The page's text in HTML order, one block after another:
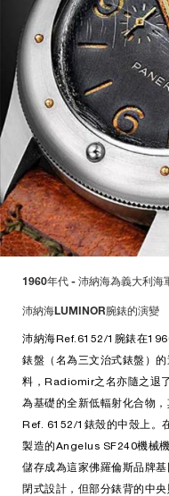
1960年代 - 沛納海為義大利海
沛納海LUMINOR腕錶的演變
沛納海Ref.6152/1腕錶在
錶盤（名為三文治式錶盤）
料，Radiomir之名亦隨之退
為基礎的全新低輻射化合物
Ref. 6152/1錶殼的中殼上。
製造的Angelus SF240機械
儲存成為這家佛羅倫斯品牌
閉式設計，但部分錶背的中